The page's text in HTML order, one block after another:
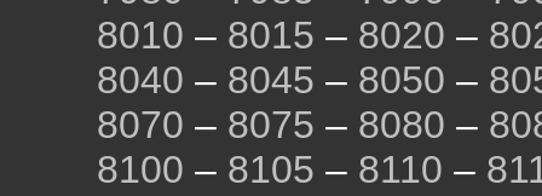
8010 – 8015 – 8020 –
8040 – 8045 – 8050 –
8070 – 8075 – 8080 –
8100 – 8105 – 8110 –